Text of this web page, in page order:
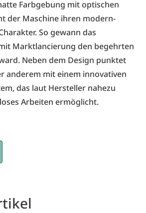
Farbgebung mit optischen
der Maschine ihren modern-
So gewann das
Marktlancierung den begehrten
Neben dem Design punktet
anderem mit einem innovativen
das laut Hersteller nahezu
Arbeiten ermöglicht.